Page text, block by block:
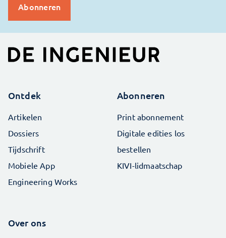
Ontdek
Artikelen
Dossiers
Tijdschrift
Mobiele App
Engineering Works
Abonneren
Print abonnement
Digitale edities los
bestellen
KIVI-lidmaatschap
Over ons